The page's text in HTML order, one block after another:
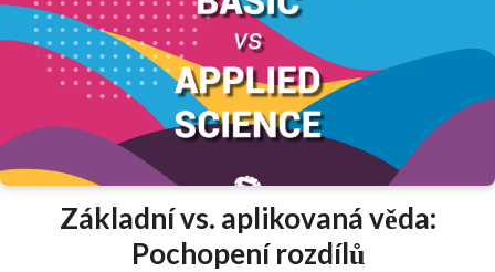
Základní vs. aplikovaná věda:
Pochopení rozdílů